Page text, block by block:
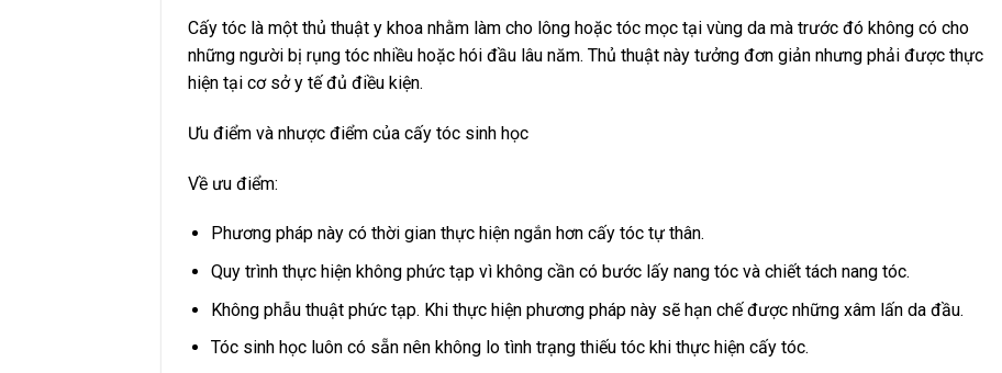
Cấy tóc là một thủ thuật y khoa nhằm làm cho lông hoặc tóc mọc tại vùng da mà trước đó không có cho
những người bị rụng tóc nhiều hoặc hói đầu lâu năm. Thủ thuật này tưởng đơn giản nhưng phải được thực
hiện tại cơ sở y tế đủ điều kiện.
Ưu điểm và nhược điểm của cấy tóc sinh học
Về ưu điểm:
Phương pháp này có thời gian thực hiện ngắn hơn cấy tóc tự thân.
Quy trình thực hiện không phức tạp vì không cần có bước lấy nang tóc và chiết tách nang tóc.
Không phẫu thuật phức tạp. Khi thực hiện phương pháp này sẽ hạn chế được những xâm lấn da đầu.
Tóc sinh học luôn có sẵn nên không lo tình trạng thiếu tóc khi thực hiện cấy tóc.